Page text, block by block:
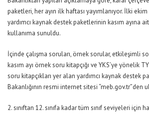
paketleri, her ayın ilk haftası yayımlanıyor. İlki
yardımcı kaynak destek paketlerinin kasım ayına
kullanıma sunuldu.
İçinde çalışma soruları, örnek sorular, etkileşimli
kasım ayı örnek soru kitapçığı ve YKS’ye yönelik
soru kitapçıkları yer alan yardımcı kaynak destek
Bakanlığının resmi internet sitesi “meb.gov.tr”den
2. sınıftan 12. sınıfa kadar tüm sınıf seviyeleri için